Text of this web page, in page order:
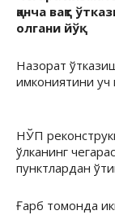
қанча вақт
олгани йўқ.
Назорат
имкониятини уч
НЎП
ўлканинг
пунктлардан
Ғарб томонда